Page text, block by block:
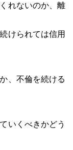
れないのか、離
けられては信用
、不倫を続ける
いくべきかどう